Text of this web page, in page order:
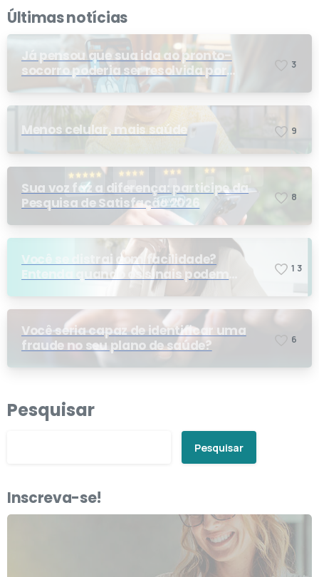
Últimas notícias
Já pensou que sua ida ao pronto-
socorro poderia ser resolvida por
telemedicina?
3
Menos celular, mais saúde 9
Sua voz faz a diferença: participe da
Pesquisa de Satisfação 2026
8
Você se distrai com facilidade?
Entenda quando os sinais podem
1 3
Você seria capaz de identificar uma
fraude no seu plano de saúde?
6
Pesquisar
Pesquisar
Inscreva-se!